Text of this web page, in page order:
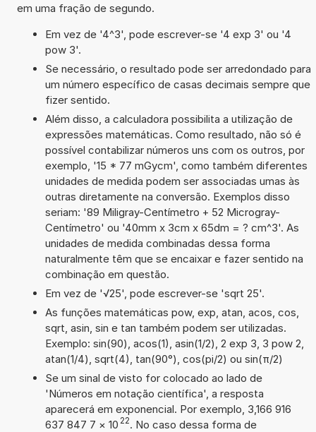
em uma fração de segundo.
Em vez de '4^3', pode escrever-se '4 exp 3' ou '4
pow 3'.
Se necessário, o resultado pode ser arredondado para
um número específico de casas decimais sempre que
fizer sentido.
Além disso, a calculadora possibilita a utilização de
expressões matemáticas. Como resultado, não só é
possível contabilizar números uns com os outros, por
exemplo, '15 * 77 mGycm', como também diferentes
unidades de medida podem ser associadas umas às
outras diretamente na conversão. Exemplos disso
seriam: '89 Miligray-Centímetro + 52 Microgray-
Centímetro' ou '40mm x 3cm x 65dm = ? cm^3'. As
unidades de medida combinadas dessa forma
naturalmente têm que se encaixar e fazer sentido na
combinação em questão.
Em vez de '√25', pode escrever-se 'sqrt 25'.
As funções matemáticas pow, exp, atan, acos, cos,
sqrt, asin, sin e tan também podem ser utilizadas.
Exemplo: sin(90), acos(1), asin(1/2), 2 exp 3, 3 pow 2,
atan(1/4), sqrt(4), tan(90°), cos(pi/2) ou sin(π/2)
Se um sinal de visto for colocado ao lado de
'Números em notação científica', a resposta
aparecerá em exponencial. Por exemplo, 3,166 916
637 847 7 × 10 22. No caso dessa forma de